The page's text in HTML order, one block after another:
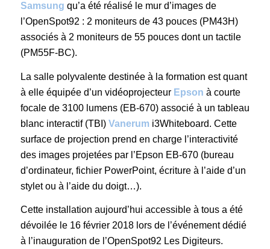
Samsung qu’a été réalisé le mur d’images de
l’OpenSpot92 : 2 moniteurs de 43 pouces (PM43H)
associés à 2 moniteurs de 55 pouces dont un tactile
(PM55F-BC).
La salle polyvalente destinée à la formation est quant
à elle équipée d’un vidéoprojecteur Epson à courte
focale de 3100 lumens (EB-670) associé à un tableau
blanc interactif (TBI) Vanerumi3Whiteboard. Cette
surface de projection prend en charge l’interactivité
des images projetées par l’Epson EB-670 (bureau
d’ordinateur, fichier PowerPoint, écriture à l’aide d’un
stylet ou à l’aide du doigt…).
Cette installation aujourd’hui accessible à tous a été
dévoilée le 16 février 2018 lors de l’événement dédié
à l’inauguration de l’OpenSpot92 Les Digiteurs.